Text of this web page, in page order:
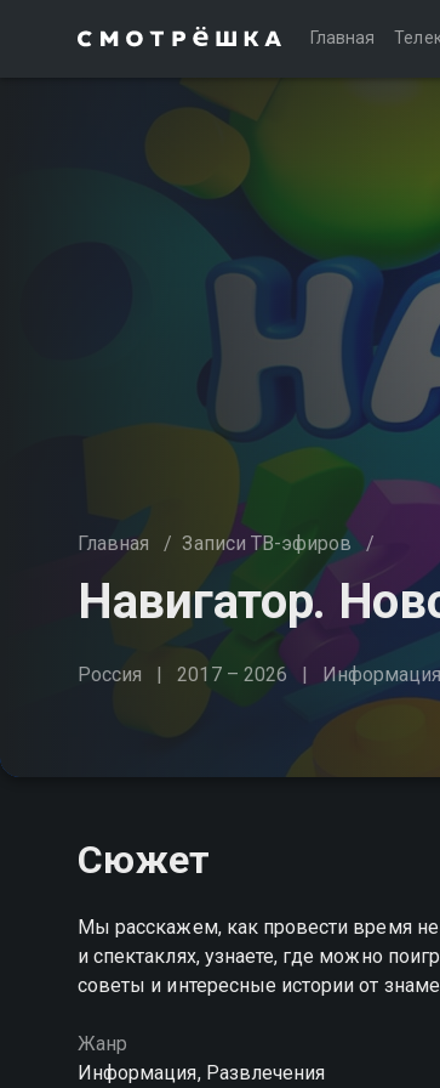
Главная
Главная / Записи ТВ-эфиров /
Навигатор.
Россия 2017 – 2026 Информация
Сюжет
Мы расскажем, как провести время
и спектаклях, узнаете, где можно
советы и интересные истории от
Жанр
Информация, Развлечения